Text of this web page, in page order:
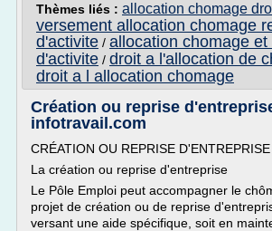
Thèmes liés : allocation chomage
versement allocation chomage
d'activite / allocation chomage et
d'activite / droit a l'allocation de
droit a l allocation chomage
Création ou reprise
infotravail.com
CRÉATION OU REPRISE
La création ou reprise d'entreprise
Le Pôle Emploi peut accompagner le
projet de création ou de reprise
versant une aide spécifique, soit en